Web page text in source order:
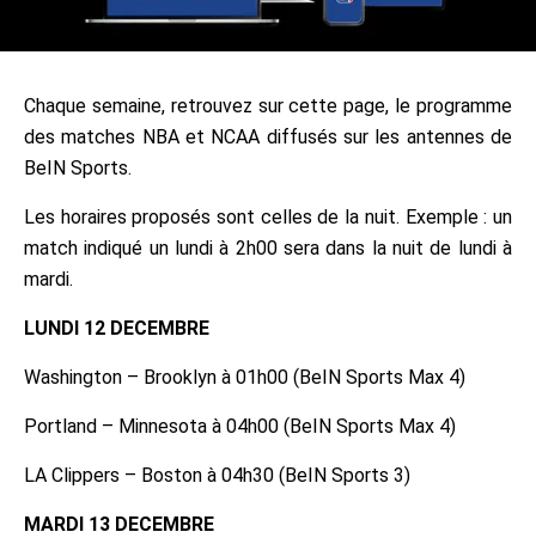
Chaque semaine, retrouvez sur cette page, le programme
des matches NBA et NCAA diffusés sur les antennes de
BeIN Sports.
Les horaires proposés sont celles de la nuit. Exemple : un
match indiqué un lundi à 2h00 sera dans la nuit de lundi à
mardi.
LUNDI 12 DECEMBRE
Washington – Brooklyn à 01h00 (BeIN Sports Max 4)
Portland – Minnesota à 04h00 (BeIN Sports Max 4)
LA Clippers – Boston à 04h30 (BeIN Sports 3)
MARDI 13 DECEMBRE